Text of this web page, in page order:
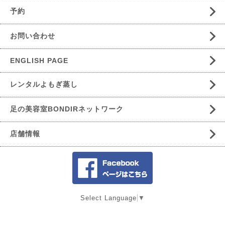
予約
お問い合わせ
ENGLISH PAGE
レンタルよもぎ蒸し
足の美容室BONDIRネットワーク
店舗情報
Select Language ▼